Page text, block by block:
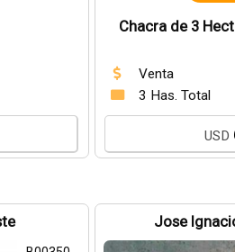
Chacra de 3
Venta
3 Has. Total
USD
Jose